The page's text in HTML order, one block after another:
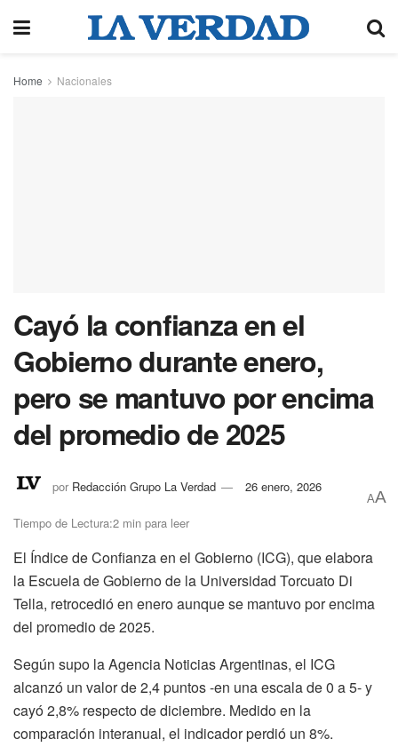
Home Nacionales
Cayó la confianza en el
Gobierno durante enero,
pero se mantuvo por encima
del promedio de 2025
por Redacción Grupo La Verdad 26 enero, 2026
Tiempo de Lectura:2 min para leer
AA
El Índice de Confianza en el Gobierno (ICG), que elabora
la Escuela de Gobierno de la Universidad Torcuato Di
Tella, retrocedió en enero aunque se mantuvo por encima
del promedio de 2025.
Según supo la Agencia Noticias Argentinas, el ICG
alcanzó un valor de 2,4 puntos -en una escala de 0 a 5- y
cayó 2,8% respecto de diciembre. Medido en la
comparación interanual, el indicador perdió un 8%.